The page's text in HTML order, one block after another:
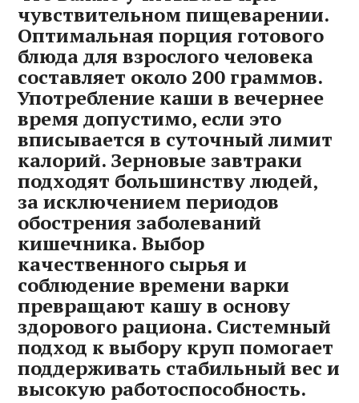
чувствительном пищеварении.
Оптимальная порция готового
блюда для взрослого человека
составляет около 200 граммов.
Употребление каши в вечернее
время допустимо‚ если это
вписывается в суточный лимит
калорий. Зерновые завтраки
подходят большинству людей‚
за исключением периодов
обострения заболеваний
кишечника. Выбор
качественного сырья и
соблюдение времени варки
превращают кашу в основу
здорового рациона. Системный
подход к выбору круп помогает
поддерживать стабильный вес и
высокую работоспособность.